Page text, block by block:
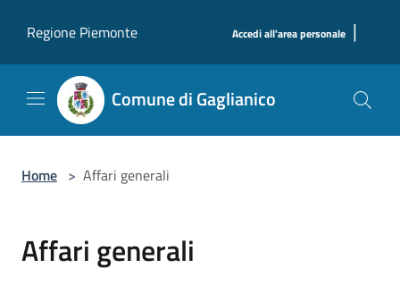
Regione Piemonte
Accedi all'area personale |
Comune di Gaglianico
Home > Affari generali
Affari generali